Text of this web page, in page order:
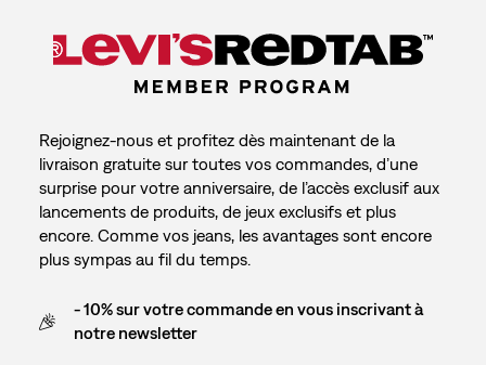
Rejoignez-nous et profitez dès maintenant de la
livraison gratuite sur toutes vos commandes, d’une
surprise pour votre anniversaire, de l’accès exclusif aux
lancements de produits, de jeux exclusifs et plus
encore. Comme vos jeans, les avantages sont encore
plus sympas au fil du temps.
- 10% sur votre commande en vous inscrivant à
notre newsletter